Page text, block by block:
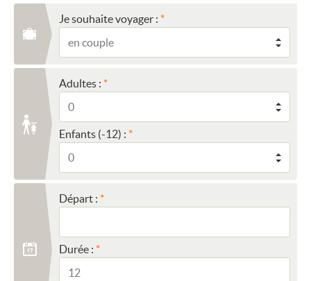
Je souhaite voyager :
Adultes :
Enfants (-12) :
Départ :
Durée :